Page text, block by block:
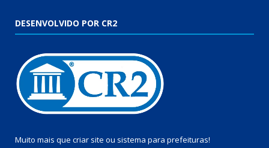
DESENVOLVIDO POR CR2
Muito mais que criar site ou sistema para prefeituras!